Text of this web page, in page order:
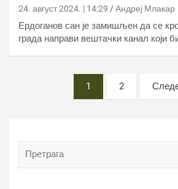
24. август 2024. | 14:29 Андреј Млакар
Ердоганов сан је замишљен да се
града направи вештачки канал који
пагинатион
1 2